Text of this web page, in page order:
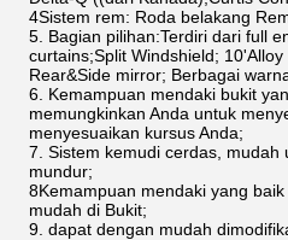
4Sistem rem: Roda belakang
5. Bagian pilihan:Terdiri dari full
curtains;Split Windshield;
Rear&Side mirror; Berbagai
6. Kemampuan mendaki bukit
memungkinkan Anda untuk
menyesuaikan kursus Anda;
7. Sistem kemudi cerdas, mudah
mundur;
8Kemampuan mendaki yang
mudah di Bukit;
9. dapat dengan mudah